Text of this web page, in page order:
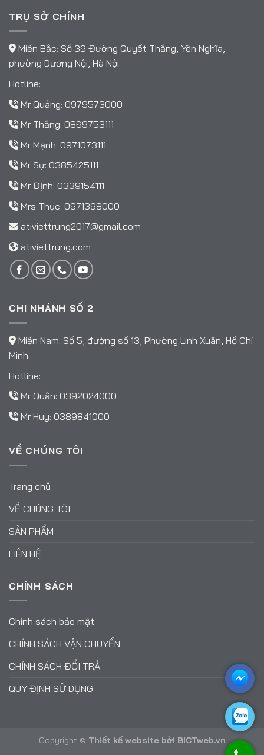
TRỤ SỞ CHÍNH
Miền Bắc: Số 39 Đường Quyết Thắng, Yên Nghĩa,
phường Dương Nội, Hà Nội.
Hotline:
Mr Quảng: 0979573000
Mr Thắng: 0869753111
Mr Mạnh: 0971073111
Mr Sự: 0385425111
Mr Định: 0339154111
Mrs Thục: 0971398000
ativiettrung2017@gmail.com
ativiettrung.com
CHI NHÁNH SỐ 2
Miền Nam: Số 5, đường số 13, Phường Linh Xuân, Hồ Chí
Minh.
Hotline:
Mr Quân: 0392024000
Mr Huy: 0389841000
VỀ CHÚNG TÔI
Trang chủ
VỀ CHÚNG TÔI
SẢN PHẨM
LIÊN HỆ
CHÍNH SÁCH
Chính sách bảo mật
CHÍNH SÁCH VẬN CHUYỂN
CHÍNH SÁCH ĐỔI TRẢ
QUY ĐỊNH SỬ DỤNG
Copyright © Thiết kế websitebởi BICTweb.vn